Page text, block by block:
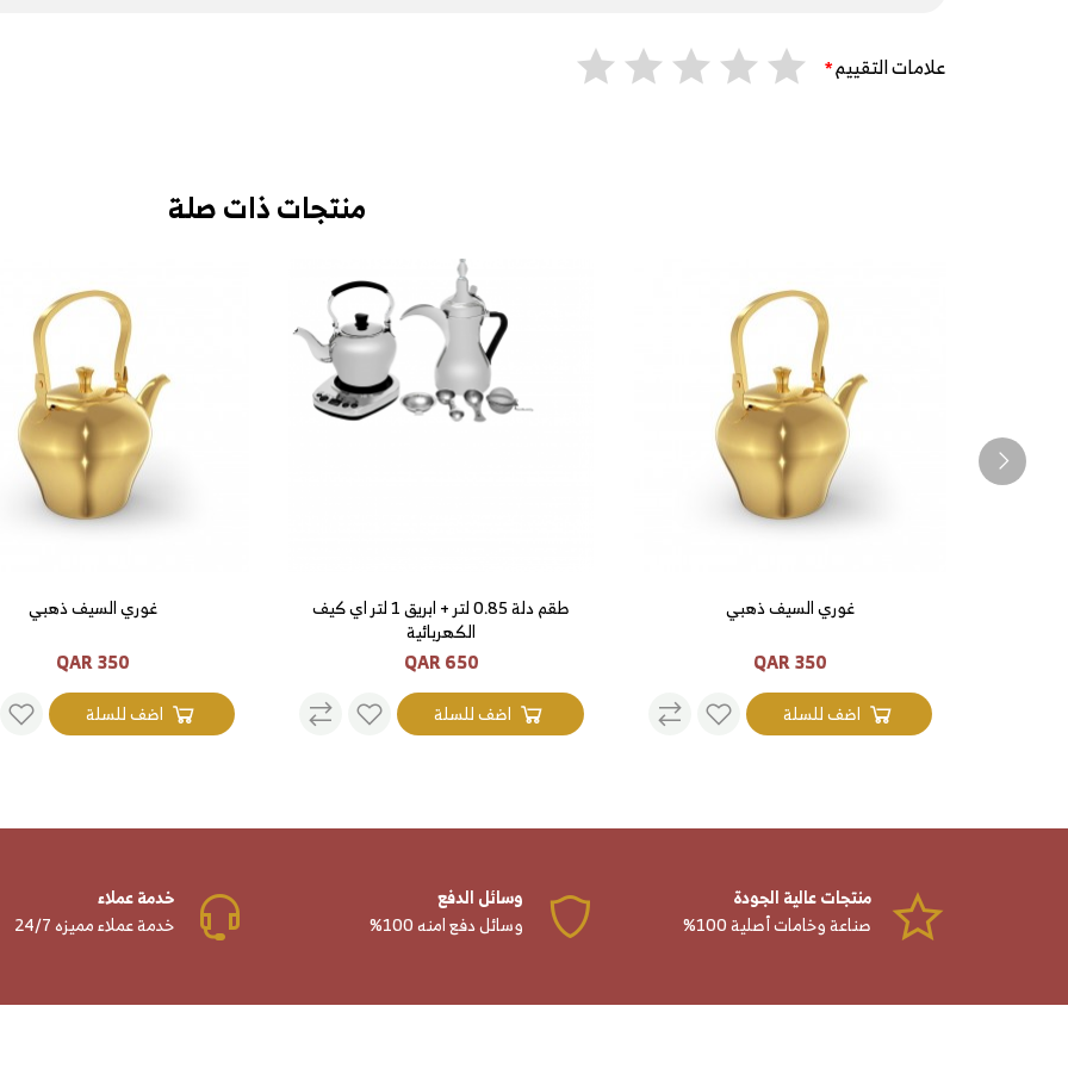
علامات التقييم
منتجات ذات صلة
غوري السيف ذهبي
350 QAR
اضف للسلة
طقم دلة 0.85 لتر + ابريق 1 لتر اي كيف
الكهربائية
650 QAR
اضف للسلة
غوري السيف ذهبي
350 QAR
اضف للسلة
منتجات عالية الجودة
صناعة وخامات أصلية 100%
وسائل الدفع
وسائل دفع امنه 100%
خدمة عملاء
خدمة عملاء مميزه 24/7